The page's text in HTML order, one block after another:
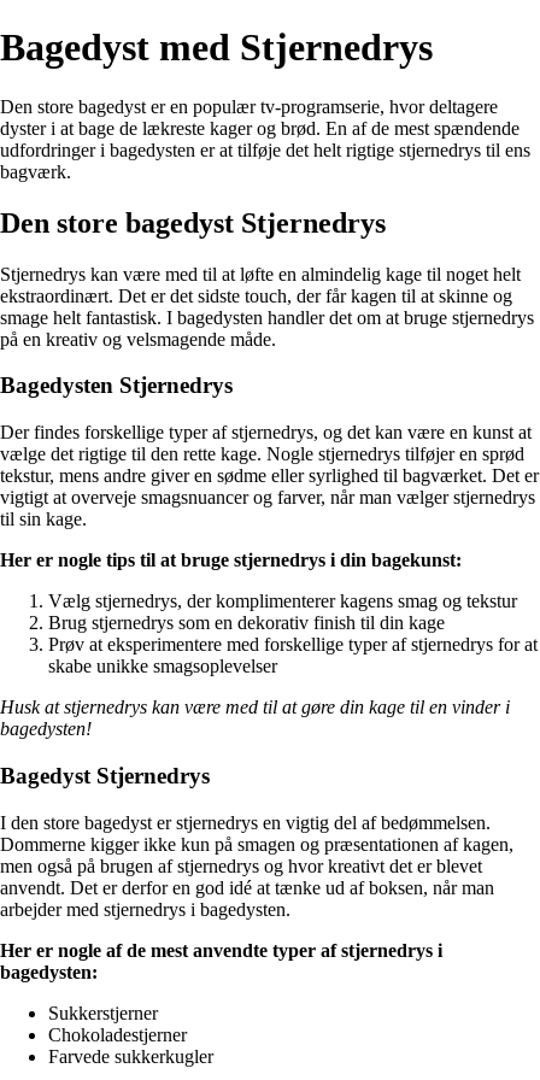
Bagedyst med Stjernedrys
Den store bagedyst er en populær tv-programserie, hvor deltagere
dyster i at bage de lækreste kager og brød. En af de mest spændende
udfordringer i bagedysten er at tilføje det helt rigtige stjernedrys til ens
bagværk.
Den store bagedyst Stjernedrys
Stjernedrys kan være med til at løfte en almindelig kage til noget helt
ekstraordinært. Det er det sidste touch, der får kagen til at skinne og
smage helt fantastisk. I bagedysten handler det om at bruge stjernedrys
på en kreativ og velsmagende måde.
Bagedysten Stjernedrys
Der findes forskellige typer af stjernedrys, og det kan være en kunst at
vælge det rigtige til den rette kage. Nogle stjernedrys tilføjer en sprød
tekstur, mens andre giver en sødme eller syrlighed til bagværket. Det er
vigtigt at overveje smagsnuancer og farver, når man vælger stjernedrys
til sin kage.
Her er nogle tips til at bruge stjernedrys i din bagekunst:
Vælg stjernedrys, der komplimenterer kagens smag og tekstur
Brug stjernedrys som en dekorativ finish til din kage
Prøv at eksperimentere med forskellige typer af stjernedrys for at
skabe unikke smagsoplevelser
Husk at stjernedrys kan være med til at gøre din kage til en vinder i
bagedysten!
Bagedyst Stjernedrys
I den store bagedyst er stjernedrys en vigtig del af bedømmelsen.
Dommerne kigger ikke kun på smagen og præsentationen af kagen,
men også på brugen af stjernedrys og hvor kreativt det er blevet
anvendt. Det er derfor en god idé at tænke ud af boksen, når man
arbejder med stjernedrys i bagedysten.
Her er nogle af de mest anvendte typer af stjernedrys i
bagedysten:
Sukkerstjerner
Chokoladestjerner
Farvede sukkerkugler